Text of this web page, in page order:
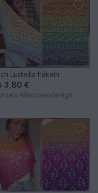
Ludmilla häkeln
3,80 €
Maschendesign